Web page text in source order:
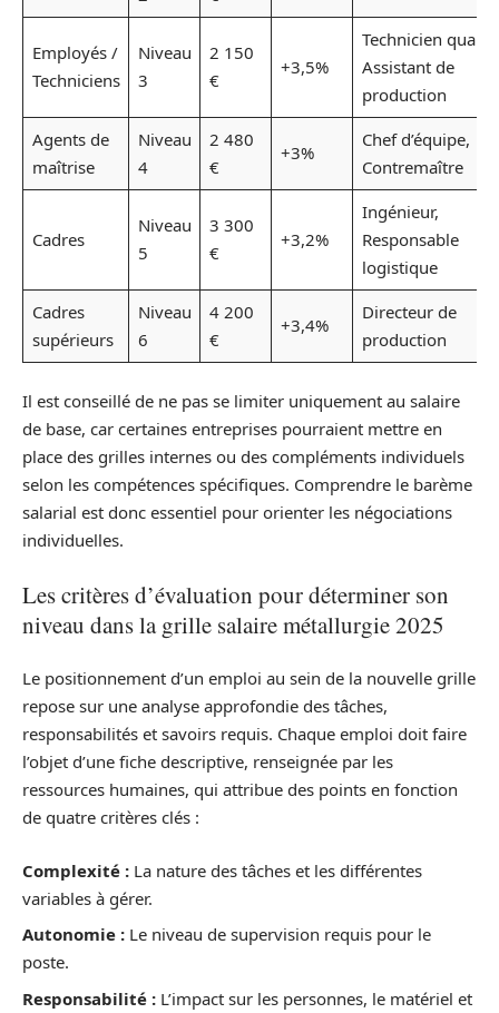
Employés /
Techniciens
Niveau
3
2 150
€
+3,5%
Technicien
Assistant de
production
Agents de
maîtrise
Niveau
4
2 480
€
+3%
Chef d’équipe,
Contremaître
Cadres
Niveau
5
3 300
€
+3,2%
Ingénieur,
Responsable
logistique
Cadres
supérieurs
Niveau
6
4 200
€
+3,4%
Directeur de
production
Il est conseillé de ne pas se limiter uniquement au salaire
de base, car certaines entreprises pourraient mettre en
place des grilles internes ou des compléments individuels
selon les compétences spécifiques. Comprendre le barème
salarial est donc essentiel pour orienter les négociations
individuelles.
Les critères d’évaluation pour déterminer son
niveau dans la grille salaire métallurgie 2025
Le positionnement d’un emploi au sein de la nouvelle grille
repose sur une analyse approfondie des tâches,
responsabilités et savoirs requis. Chaque emploi doit faire
l’objet d’une fiche descriptive, renseignée par les
ressources humaines, qui attribue des points en fonction
de quatre critères clés :
Complexité : La nature des tâches et les différentes
variables à gérer.
Autonomie : Le niveau de supervision requis pour le
poste.
Responsabilité : L’impact sur les personnes, le matériel et